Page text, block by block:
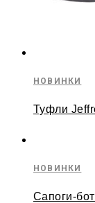
НОВИНКИ
Туфли
НОВИНКИ
Сапоги-